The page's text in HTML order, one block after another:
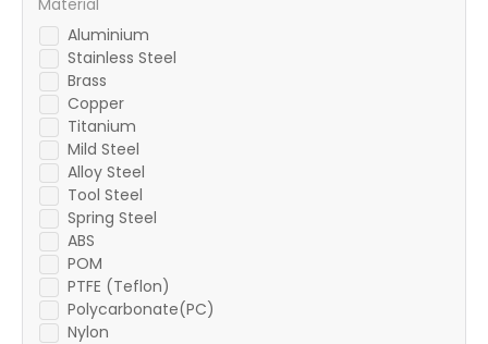
Aluminium
Stainless Steel
Brass
Copper
Titanium
Mild Steel
Alloy Steel
Tool Steel
Spring Steel
ABS
POM
PTFE (Teflon)
Polycarbonate(PC)
Nylon
Material